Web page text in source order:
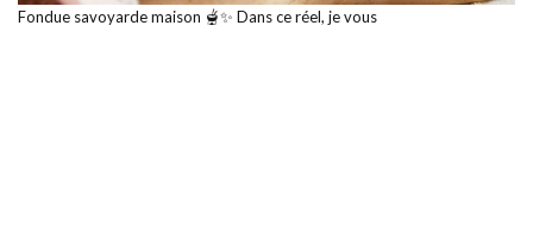
Fondue savoyarde maison 🫕✨ Dans ce réel, je vous